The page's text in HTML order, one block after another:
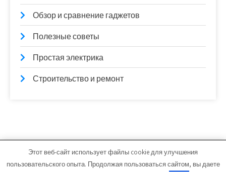
Обзор и сравнение гаджетов
Полезные советы
Простая электрика
Строительство и ремонт
mixerborsh.ru - Работает на WordPress
Этот веб-сайт использует файлы cookie для улучшения
пользовательского опыта. Продолжая пользоваться сайтом, вы даете